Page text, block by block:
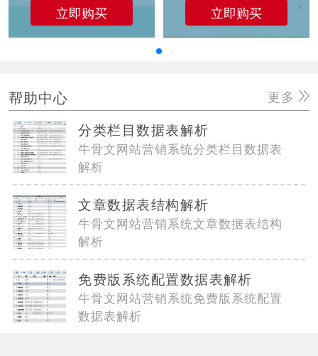
立即购买 立即购买
帮助中心 更多
分类栏目数据表解析
牛骨文网站营销系统分类栏目数据表
解析
文章数据表结构解析
牛骨文网站营销系统文章数据表结构
解析
免费版系统配置数据表解析
牛骨文网站营销系统免费版系统配置
数据表解析